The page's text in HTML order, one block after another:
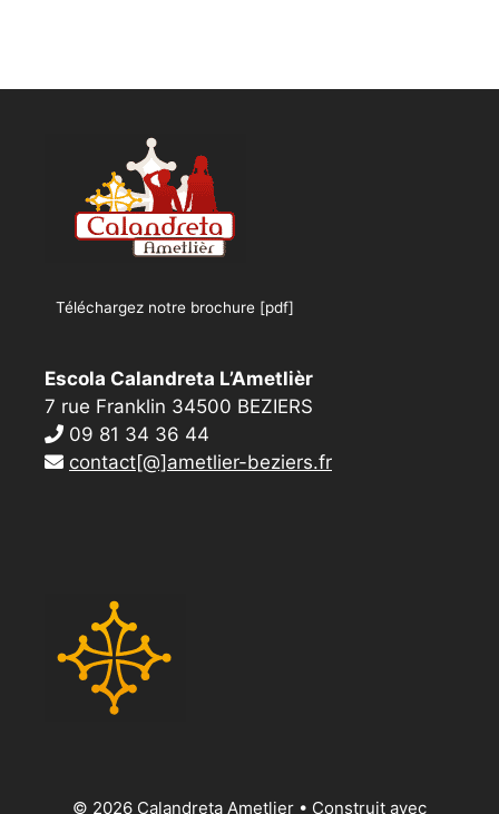
Téléchargez notre brochure [pdf]
Escola Calandreta L’Ametlièr
7 rue Franklin 34500 BEZIERS
09 81 34 36 44
contact[@]ametlier-beziers.fr
© 2026 Calandreta Ametlier • Construit avec